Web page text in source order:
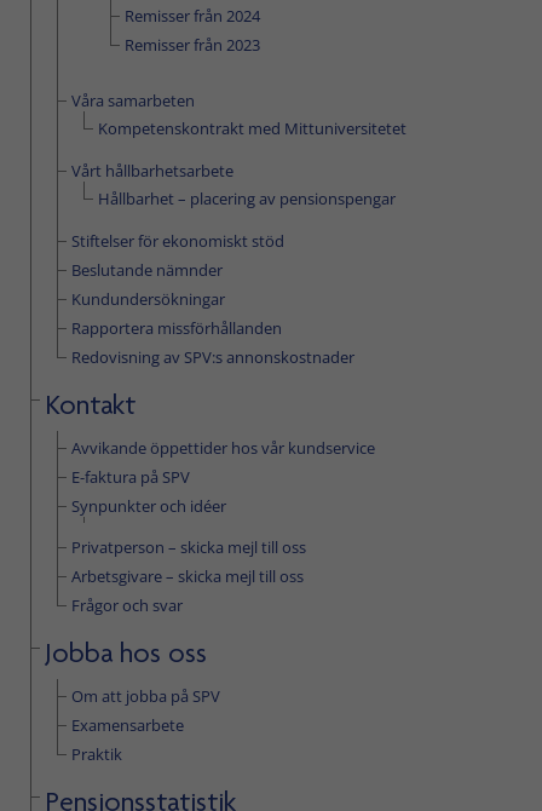
Remisser från 2024
Remisser från 2023
Våra samarbeten
Kompetenskontrakt med Mittuniversitetet
Vårt hållbarhetsarbete
Hållbarhet – placering av pensionspengar
Stiftelser för ekonomiskt stöd
Beslutande nämnder
Kundundersökningar
Rapportera missförhållanden
Redovisning av SPV:s annonskostnader
Kontakt
Avvikande öppettider hos vår kundservice
E-faktura på SPV
Synpunkter och idéer
Privatperson – skicka mejl till oss
Arbetsgivare – skicka mejl till oss
Frågor och svar
Jobba hos oss
Om att jobba på SPV
Examensarbete
Praktik
Pensionsstatistik